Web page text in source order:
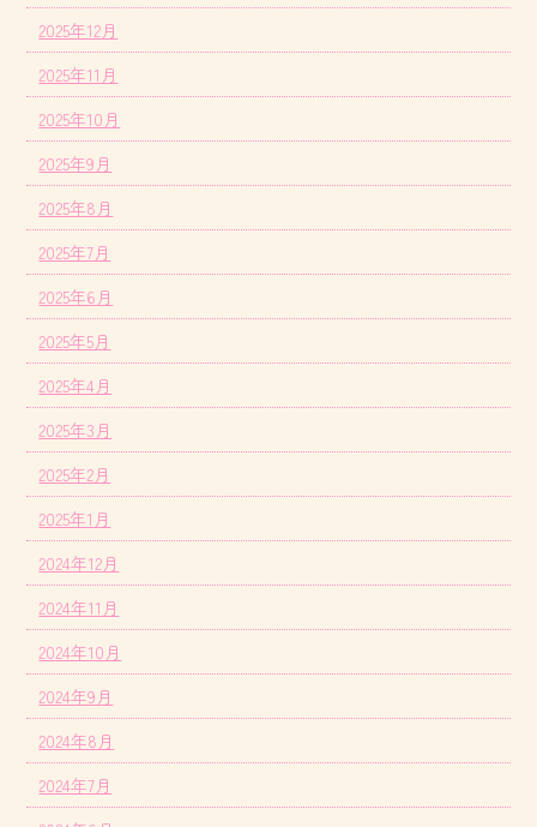
2025年12月
2025年11月
2025年10月
2025年9月
2025年8月
2025年7月
2025年6月
2025年5月
2025年4月
2025年3月
2025年2月
2025年1月
2024年12月
2024年11月
2024年10月
2024年9月
2024年8月
2024年7月